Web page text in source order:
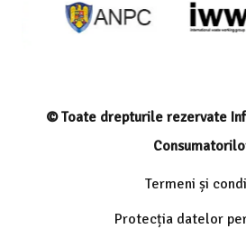
© Toate drepturile rezervate
Termeni și
Protecția datelor